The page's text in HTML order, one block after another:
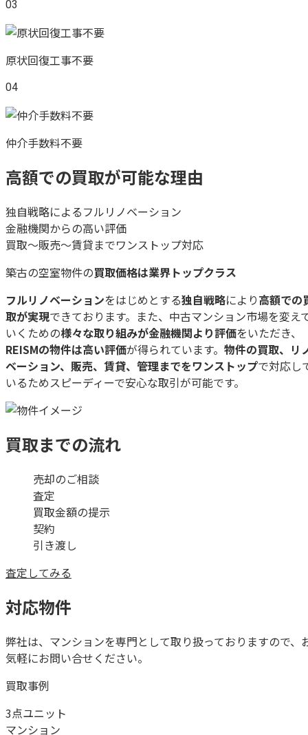
03
原状回復工事不要
04
仲介手数料不要
高額での買取が可能な理由
独自戦略によるフルリノベーション
金融機関からの高い評価
買取〜販売〜賃貸までワンストップ対応
築古の空室物件の買取価格は業界トップクラス
フルリノベーションをはじめとする独自戦略により高額での
取が実現できております。また、中古マンション市場を変え
いくための様々な取り組みが金融機関より評価をいただき、
REISMの物件は高い評価が得られています。 物件の買取、リ
ベーション、販売、賃貸、管理までをワンストップで対応し
いるためスピーディーで安心な取引が可能です。
買取までの流れ
売却のご相談
査定
買取金額の提示
契約
引き渡し
査定してみる
対応物件
弊社は、マンションを専門として取り扱っておりますので、
気軽にお問い合せください。
買取事例
3点ユニット
マンション